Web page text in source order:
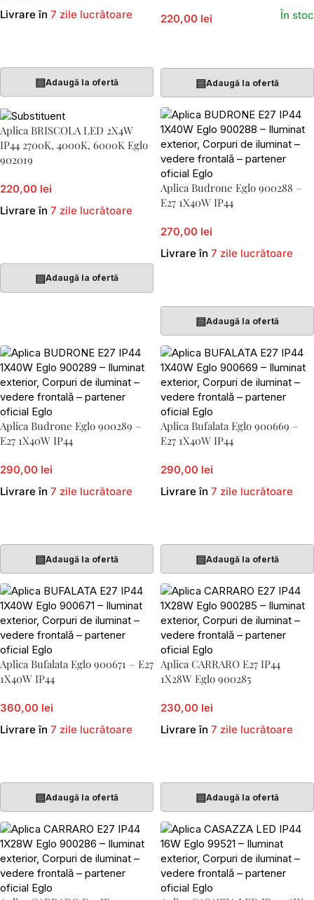
Livrare în 7 zile lucrătoare
▤Adaugă la ofertă
220,00 lei În stoc
▤Adaugă la ofertă
Aplica BRISCOLA LED 2X4W
IP44 2700K, 4000K, 6000K Eglo
902019
220,00 lei
Livrare în 7 zile lucrătoare
▤Adaugă la ofertă
Aplica Budrone Eglo 900288 –
E27 1X40W IP44
270,00 lei
Livrare în 7 zile lucrătoare
▤Adaugă la ofertă
Aplica Budrone Eglo 900289 –
E27 1X40W IP44
290,00 lei
Livrare în 7 zile lucrătoare
▤Adaugă la ofertă
Aplica Bufalata Eglo 900669 –
E27 1X40W IP44
290,00 lei
Livrare în 7 zile lucrătoare
▤Adaugă la ofertă
Aplica Bufalata Eglo 900671 – E27
1X40W IP44
360,00 lei
Livrare în 7 zile lucrătoare
▤Adaugă la ofertă
Aplica CARRARO E27 IP44
1X28W Eglo 900285
230,00 lei
Livrare în 7 zile lucrătoare
▤Adaugă la ofertă